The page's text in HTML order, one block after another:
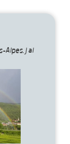
Alpes, j ai